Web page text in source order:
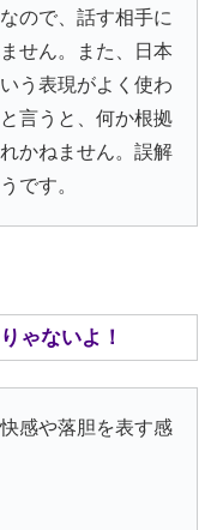
ので、話す相手に
せん。また、日本
う表現がよく使わ
言うと、何か根拠
かねません。誤解
です。
ゃないよ！
感や落胆を表す感